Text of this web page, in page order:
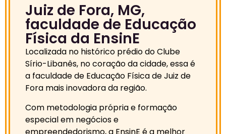
Juiz de Fora, MG,
faculdade de Educação
Física da EnsinE
Localizada no histórico prédio do Clube
Sírio-Libanês, no coração da cidade, essa é
a faculdade de Educação Física de Juiz de
Fora mais inovadora da região.
Com metodologia própria e formação
especial em negócios e
empreendedorismo, a EnsinE é a melhor